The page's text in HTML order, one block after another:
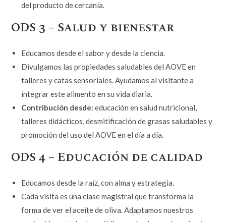
del producto de cercanía.
ODS 3 – Salud y bienestar
Educamos desde el sabor y desde la ciencia.
Divulgamos las propiedades saludables del AOVE en
talleres y catas sensoriales. Ayudamos al visitante a
integrar este alimento en su vida diaria.
Contribución desde: educación en salud nutricional,
talleres didácticos, desmitificación de grasas saludables y
promoción del uso del AOVE en el día a día.
ODS 4 – Educación de calidad
Educamos desde la raíz, con alma y estrategia.
Cada visita es una clase magistral que transforma la
forma de ver el aceite de oliva. Adaptamos nuestros